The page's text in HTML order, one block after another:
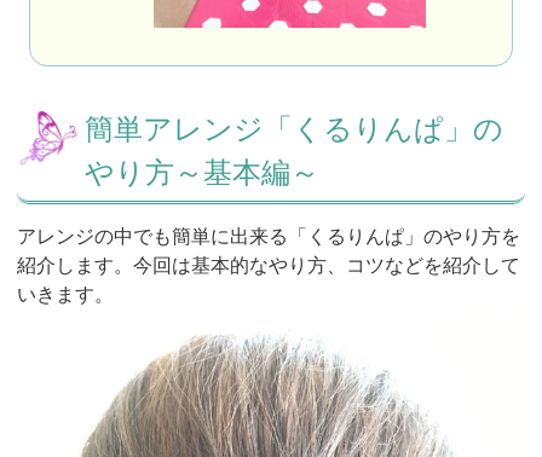
簡単アレンジ「くるりんぱ」の
やり方～基本編～
アレンジの中でも簡単に出来る「くるりんぱ」のやり方を
紹介します。今回は基本的なやり方、コツなどを紹介して
いきます。